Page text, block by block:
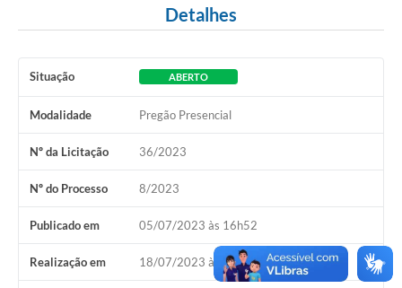
Covid-19
Sala Mineira do Empreendedor
Detalhes
Situação ABERTO
Modalidade Pregão Presencial
Nº da Licitação 36/2023
Nº do Processo 8/2023
Publicado em 05/07/2023 às 16h52
Realização em 18/07/2023 às 09h00